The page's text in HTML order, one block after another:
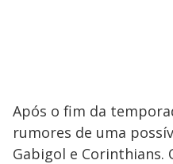
Após o fim da
rumores de uma
Gabigol e Corinthians.